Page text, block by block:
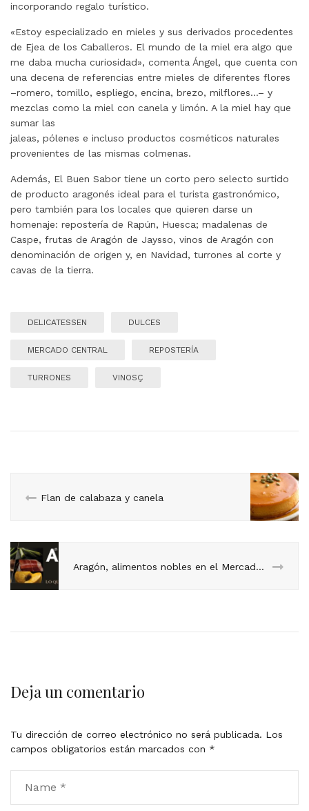
incorporando regalo turístico.
«Estoy especializado en mieles y sus derivados procedentes
de Ejea de los Caballeros. El mundo de la miel era algo que
me daba mucha curiosidad», comenta Ángel, que cuenta con
una decena de referencias entre mieles de diferentes flores
–romero, tomillo, espliego, encina, brezo, milflores…– y
mezclas como la miel con canela y limón. A la miel hay que
sumar las
jaleas, pólenes e incluso productos cosméticos naturales
provenientes de las mismas colmenas.
Además, El Buen Sabor tiene un corto pero selecto surtido
de producto aragonés ideal para el turista gastronómico,
pero también para los locales que quieren darse un
homenaje: repostería de Rapún, Huesca; madalenas de
Caspe, frutas de Aragón de Jaysso, vinos de Aragón con
denominación de origen y, en Navidad, turrones al corte y
cavas de la tierra.
DELICATESSEN DULCES
MERCADO CENTRAL REPOSTERÍA
TURRONES VINOSÇ
Flan de calabaza y canela
Aragón, alimentos nobles en el Mercado Central
Deja un comentario
Tu dirección de correo electrónico no será publicada. Los
campos obligatorios están marcados con *